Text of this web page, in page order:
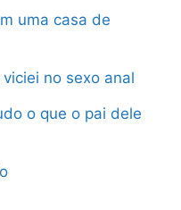
uma casa de
no sexo anal
o que o pai dele